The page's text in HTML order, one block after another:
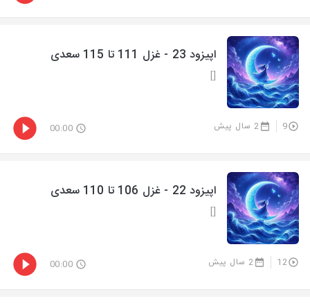
اپیزود 23 - غزل 111 تا 115 سعدی
[]
9 2 سال پیش 00:00
اپیزود 22 - غزل 106 تا 110 سعدی
[]
12 2 سال پیش 00:00